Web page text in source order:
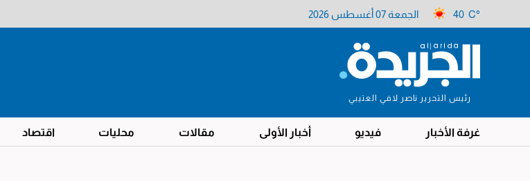
40 C° الجمعة 07 أغسطس 2026
رئيس التحرير ناصر لافي العتيبي
غرفة الأخبار فيديو أخبار الأولى مقالات محليات اقتصاد